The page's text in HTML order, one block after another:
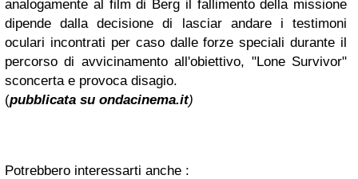
analogamente al film di Berg il fallimento della missione
dipende dalla decisione di lasciar andare i testimoni
oculari incontrati per caso dalle forze speciali durante il
percorso di avvicinamento all'obiettivo, "Lone Survivor"
sconcerta e provoca disagio.
(pubblicata su ondacinema.it)
Potrebbero interessarti anche :